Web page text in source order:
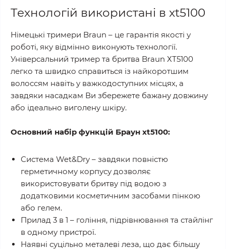
Технологій використані в xt5100
Німецькі тримери Braun – це гарантія якості у
роботі, яку відмінно виконують технології.
Універсальний тример та бритва Braun ХТ5100
легко та швидко справиться із найкоротшим
волоссям навіть у важкодоступних місцях, а
завдяки насадкам Ви збережете бажану довжину
або ідеально виголену шкіру.
Основний набір функцій Браун xt5100:
Система Wet&Dry – завдяки повністю
герметичному корпусу дозволяє
використовувати бритву під водою з
додатковими косметичним засобами пінкою
або гелем.
Прилад 3 в 1 – гоління, підрівнювання та стайлінг
в одному пристрої.
Наявні суцільно металеві леза, що дає більшу